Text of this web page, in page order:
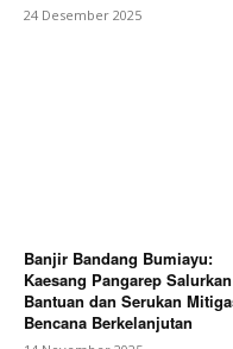
24 Desember 2025
Banjir Bandang Bumiayu:
Kaesang Pangarep Salurkan
Bantuan dan Serukan
Bencana Berkelanjutan